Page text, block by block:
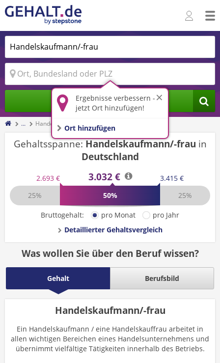
Ergebnisse verbessern -
jetzt Ort hinzufügen!
Ort hinzufügen
Jobs finden
... Handelskaufmann/-frau
Gehaltsspanne:Handelskaufmann/-frau in
Deutschland
2.693 € 3.032 €
3.415 €
25%
50% 25%
Bruttogehalt: pro Monat
pro Jahr
Detaillierter Gehaltsvergleich
Was wollen Sie über den Beruf wissen?
Gehalt Berufsbild
Handelskaufmann/-frau
Ein Handelskaufmann / eine Handelskauffrau arbeitet in
allen wichtigen Bereichen eines Handelsunternehmens und
übernimmt vielfältige Tätigkeiten innerhalb des Betriebs.